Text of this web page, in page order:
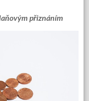
přiznáním